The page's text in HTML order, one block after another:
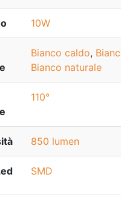
10W
Bianco caldo,
Bianco naturale
110°
850 lumen
SMD